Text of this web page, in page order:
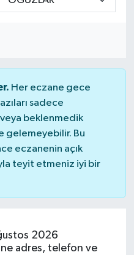
Her eczane gece
sadece
beklenmedik
gelemeyebilir. Bu
eczanenin açık
teyit etmeniz iyi bir
2026
adres, telefon ve